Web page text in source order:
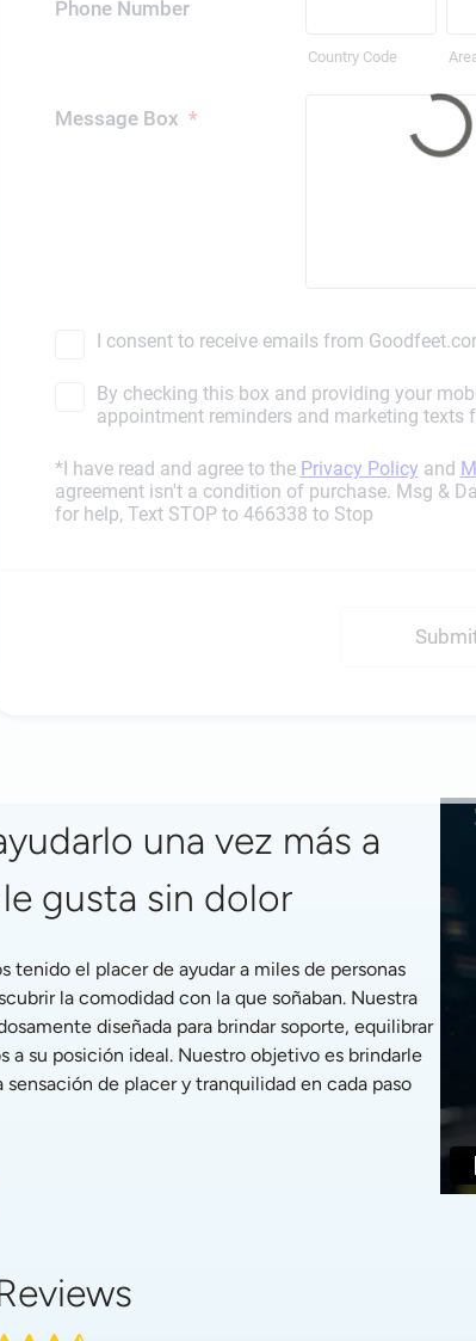
una vez más a
gusta sin dolor
tenido el placer de ayudar a miles de personas
la comodidad con la que soñaban. Nuestra
diseñada para brindar soporte, equilibrar
a su posición ideal. Nuestro objetivo es brindarle
de placer y tranquilidad en cada paso